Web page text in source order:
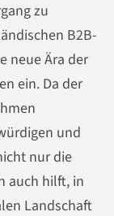
zu
B2B-
neue Ära der
ein. Da der
und
nur die
auch hilft, in
Landschaft